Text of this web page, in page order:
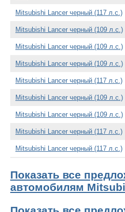
Mitsubishi Lancer черный (117 л.с.)
Mitsubishi Lancer черный (109 л.с.)
Mitsubishi Lancer черный (109 л.с.)
Mitsubishi Lancer черный (109 л.с.)
Mitsubishi Lancer черный (117 л.с.)
Mitsubishi Lancer черный (109 л.с.)
Mitsubishi Lancer черный (109 л.с.)
Mitsubishi Lancer черный (117 л.с.)
Mitsubishi Lancer черный (117 л.с.)
Показать все
автомобилям